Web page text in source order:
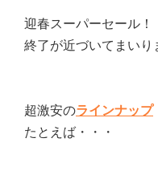
迎春スーパーセール
終了が近づいてまいり
超激安のラインナップ
たとえば・・・